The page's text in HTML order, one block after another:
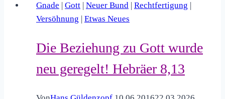
total
Neues!
Korinther
Gnade Gott Neuer Bund Rechtfertigung
Versöhnung
Etwas Neues
Die Beziehung zu Gott wurde
neu geregelt! Hebräer 8,13